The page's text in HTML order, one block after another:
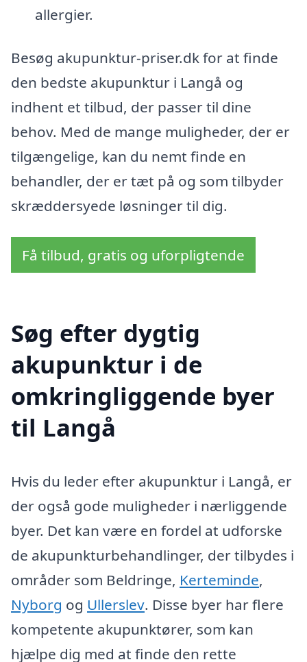
allergier.
Besøg akupunktur-priser.dk for at finde
den bedste akupunktur i Langå og
indhent et tilbud, der passer til dine
behov. Med de mange muligheder, der er
tilgængelige, kan du nemt finde en
behandler, der er tæt på og som tilbyder
skræddersyede løsninger til dig.
Få tilbud, gratis og uforpligtende
Søg efter dygtig
akupunktur i de
omkringliggende byer
til Langå
Hvis du leder efter akupunktur i Langå, er
der også gode muligheder i nærliggende
byer. Det kan være en fordel at udforske
de akupunkturbehandlinger, der tilbydes i
områder som Beldringe, Kerteminde,
Nyborg og Ullerslev. Disse byer har flere
kompetente akupunktører, som kan
hjælpe dig med at finde den rette